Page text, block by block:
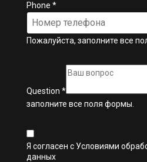
Phone *
Пожалуйста, заполните все
Question *
заполните все поля формы.
Я согласен с Условиями
данных